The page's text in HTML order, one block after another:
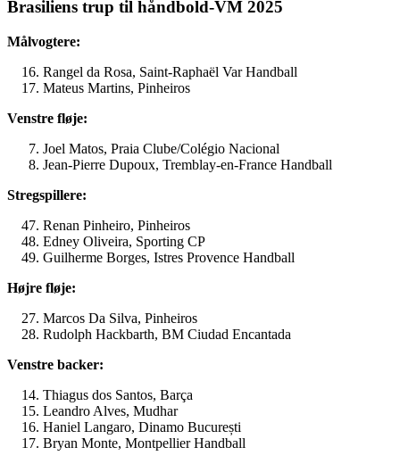
Brasiliens trup til håndbold-VM 2025
Målvogtere:
Rangel da Rosa, Saint-Raphaël Var Handball
Mateus Martins, Pinheiros
Venstre fløje:
Joel Matos, Praia Clube/Colégio Nacional
Jean-Pierre Dupoux, Tremblay-en-France Handball
Stregspillere:
Renan Pinheiro, Pinheiros
Edney Oliveira, Sporting CP
Guilherme Borges, Istres Provence Handball
Højre fløje:
Marcos Da Silva, Pinheiros
Rudolph Hackbarth, BM Ciudad Encantada
Venstre backer:
Thiagus dos Santos, Barça
Leandro Alves, Mudhar
Haniel Langaro, Dinamo București
Bryan Monte, Montpellier Handball